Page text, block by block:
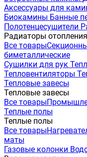
Аксессуары для
Биокамины Банные
Полотенцесушители
Радиаторы отопления
Все товары
биметаллические
Сушилки для рук
Тепловентиляторы
Тепловые завесы
Тепловые завесы
Все товары
Теплые полы
Теплые полы
Все товары
маты
Газовые колонки